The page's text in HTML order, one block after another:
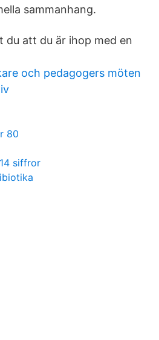
sammanhang.
du att du är ihop med en
och pedagogers möten
80
siffror